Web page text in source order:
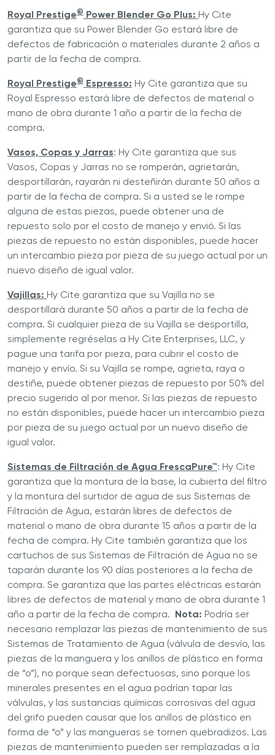
Royal Prestige® Power Blender Go Plus: Hy Cite
garantiza que su Power Blender Go estará libre de
defectos de fabricación o materiales durante 2 años a
partir de la fecha de compra.
Royal Prestige® Espresso: Hy Cite garantiza que su
Royal Espresso estará libre de defectos de material o
mano de obra durante 1 año a partir de la fecha de
compra.
Vasos, Copas y Jarras: Hy Cite garantiza que sus
Vasos, Copas y Jarras no se romperán, agrietarán,
desportillarán, rayarán ni desteñirán durante 50 años a
partir de la fecha de compra. Si a usted se le rompe
alguna de estas piezas, puede obtener una de
repuesto solo por el costo de manejo y envió. Si las
piezas de repuesto no están disponibles, puede hacer
un intercambio pieza por pieza de su juego actual por un
nuevo diseño de igual valor.
Vajillas: Hy Cite garantiza que su Vajilla no se
desportillará durante 50 años a partir de la fecha de
compra. Si cualquier pieza de su Vajilla se desportilla,
simplemente regréselas a Hy Cite Enterprises, LLC, y
pague una tarifa por pieza, para cubrir el costo de
manejo y envío. Si su Vajilla se rompe, agrieta, raya o
destiñe, puede obtener piezas de repuesto por 50% del
precio sugerido al por menor. Si las piezas de repuesto
no están disponibles, puede hacer un intercambio pieza
por pieza de su juego actual por un nuevo diseño de
igual valor.
Sistemas de Filtración de Agua FrescaPure™: Hy Cite
garantiza que la montura de la base, la cubierta del filtro
y la montura del surtidor de agua de sus Sistemas de
Filtración de Agua, estarán libres de defectos de
material o mano de obra durante 15 años a partir de la
fecha de compra. Hy Cite también garantiza que los
cartuchos de sus Sistemas de Filtración de Agua no se
taparán durante los 90 días posteriores a la fecha de
compra. Se garantiza que las partes eléctricas estarán
libres de defectos de material y mano de obra durante 1
año a partir de la fecha de compra. Nota: Podría ser
necesario remplazar las piezas de mantenimiento de sus
Sistemas de Tratamiento de Agua (válvula de desvío, las
piezas de la manguera y los anillos de plástico en forma
de “o”), no porque sean defectuosas, sino porque los
minerales presentes en el agua podrían tapar las
válvulas, y las sustancias químicas corrosivas del agua
del grifo pueden causar que los anillos de plástico en
forma de “o” y las mangueras se tornen quebradizos. Las
piezas de mantenimiento pueden ser remplazadas a la